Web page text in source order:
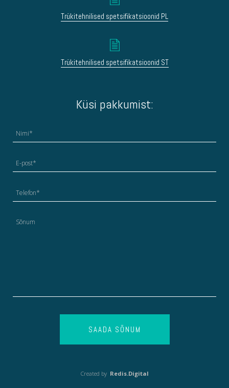
Trükitehnilised spetsifikatsioonid PL
Trükitehnilised spetsifikatsioonid ST
Küsi pakkumist:
SAADA SÕNUM
Created by Redis.Digital